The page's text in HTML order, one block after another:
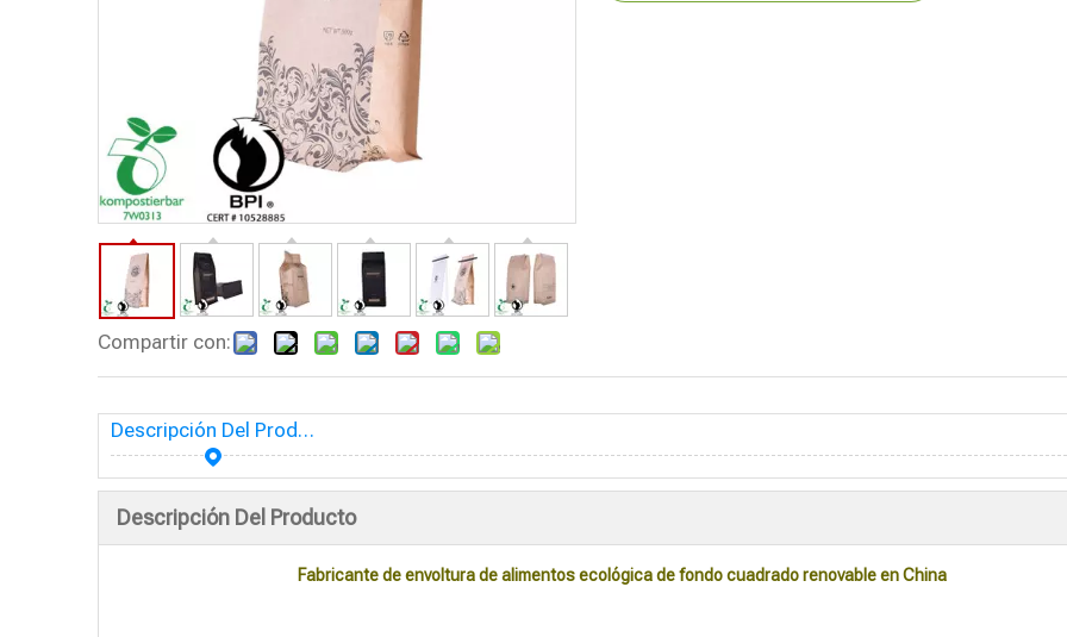
Compartir con:
Descripción Del Producto
Descripción Del Producto
Fabricante de envoltura de alimentos ecológica de fondo cuadrado renovable en China